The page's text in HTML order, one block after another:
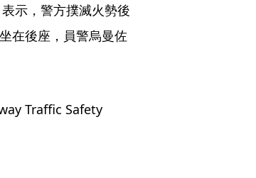
示，警方撲滅火勢後
在後座，員警烏曼佐
Traffic Safety